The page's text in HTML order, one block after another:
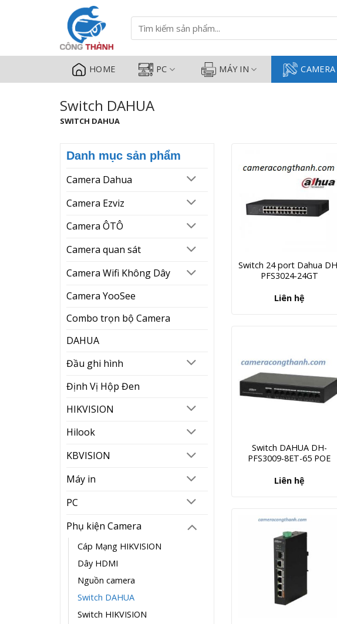
Switch DAHUA - Camera Công Thành
kiếm:
HOME PC MÁY IN
Switch DAHUA
SWITCH DAHUA
Danh mục sản phẩm
Camera Dahua
Camera Ezviz
Camera ÔTÔ
Camera quan sát
Camera Wifi Không Dây
Camera YooSee
Combo trọn bộ Camera
DAHUA
Đầu ghi hình
Định Vị Hộp Đen
HIKVISION
Hilook
KBVISION
Máy in
PC
Phụ kiện Camera
Cáp Mạng HIKVISION
Dây HDMI
Nguồn camera
Switch DAHUA
Switch HIKVISION
Switch 24 port Dahua
PFS3024-24GT
Liên hệ
Switch DAHUA DH-
PFS3009-8ET-65 POE
Liên hệ